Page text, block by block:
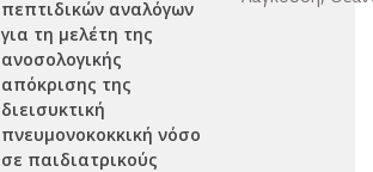
πεπτιδικών αναλόγων
για τη μελέτη της
ανοσολογικής
απόκρισης της
διεισυκτική
πνευμονοκοκκική νόσο
σε παιδιατρικούς